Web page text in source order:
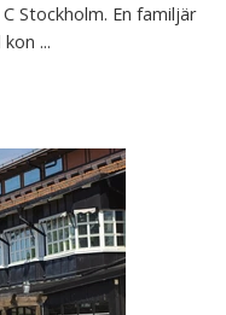
Stockholm. En familjär
...